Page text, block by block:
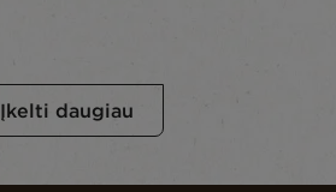
Įkelti daugiau